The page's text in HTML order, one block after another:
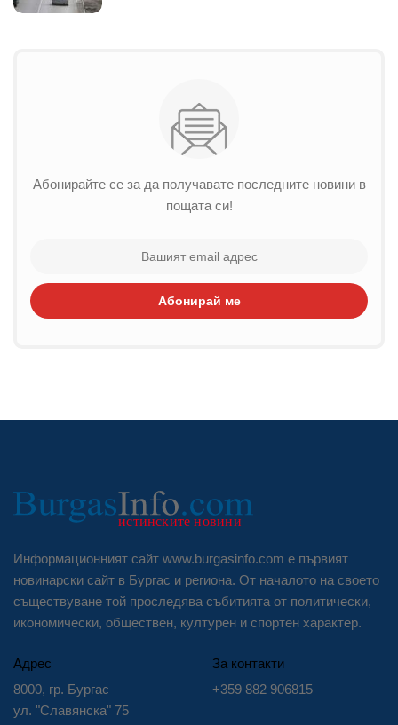
Абонирайте се за да получавате последните новини в
пощата си!
Абонирай ме
Информационният сайт www.burgasinfo.com е първият
новинарски сайт в Бургас и региона. От началото на своето
съществуване той проследява събитията от политически,
икономически, обществен, културен и спортен характер.
Адрес
8000, гр. Бургас
ул. "Славянска" 75
За контакти
+359 882 906815